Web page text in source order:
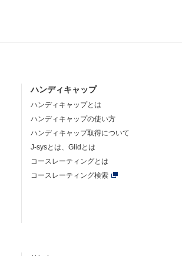
ハンディキャップ
ハンディキャップとは
ハンディキャップの使い方
ハンディキャップ取得について
J-sysとは、Glidとは
コースレーティングとは
コースレーティング検索